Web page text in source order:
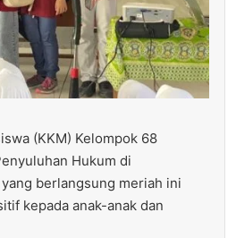
(KKM) Kelompok 68
Hukum di
berlangsung meriah ini
kepada anak-anak dan